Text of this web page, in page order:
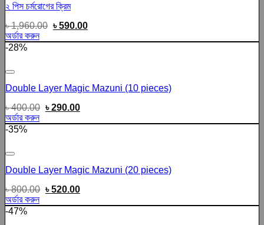
২ পিস চর্মরোগের ক্রিম
৳1,960.00 ৳590.00
অর্ডার করুন
-28%
Double Layer Magic Mazuni (10 pieces)
৳400.00 ৳290.00
অর্ডার করুন
-35%
Double Layer Magic Mazuni (20 pieces)
৳800.00 ৳520.00
অর্ডার করুন
-47%